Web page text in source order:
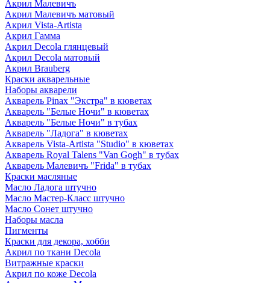
Акрил Малевичъ
Акрил Малевичъ матовый
Акрил Vista-Artista
Акрил Гамма
Акрил Decola глянцевый
Акрил Decola матовый
Акрил Brauberg
Краски акварельные
Наборы акварели
Акварель Pinax "Экстра" в кюветах
Акварель "Белые Ночи" в кюветах
Акварель "Белые Ночи" в тубах
Акварель "Ладога" в кюветах
Акварель Vista-Artista "Studio" в кюветах
Акварель Royal Talens "Van Gogh" в тубах
Акварель Малевичъ "Frida" в тубах
Краски масляные
Масло Ладога штучно
Масло Мастер-Класс штучно
Масло Сонет штучно
Наборы масла
Пигменты
Краски для декора, хобби
Акрил по ткани Decola
Витражные краски
Акрил по коже Decola